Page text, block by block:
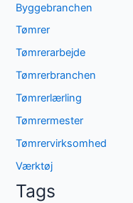
Byggebranchen
Tømrer
Tømrerarbejde
Tømrerbranchen
Tømrerlærling
Tømrermester
Tømrervirksomhed
Værktøj
Tags